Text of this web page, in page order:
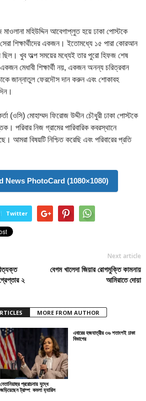
মাওলানা মহিউদ্দিন আবেগাপ্লুত হয়ে ঢাকা পোস্টকে
শিক্ষার্থীদের একজন। ইতোমধ্যে ১৫ পারা কোরআন
ছিল। খুব অল্প সময়ের মধ্যেই তার পুরো হিফজ শেষ
মেধাবী শিক্ষার্থী নয়, একজন অনন্য চরিত্রবান
জান্নাতুল ফেরদৌস দান করুন এবং শোকাবহ
(ওসি) মোহাম্মদ ফিরোজ উদ্দীন চৌধুরী ঢাকা পোস্টকে
পরিবার নিজ গ্রামের পারিবারিক কবরস্থানে
আমরা বিষয়টি নিশ্চিত করেছি এবং পরিবারের প্রতি
News PhotoCard (1080×1080)
Twitter
২
Next article
বেগম খালেদা জিয়ার রোগমুক্তি কামনায়
আমিরাতে দোয়া
MORE FROM AUTHOR
নেতানিয়াহুর প্ররোচনায় যুদ্ধে
জড়িয়েছেন ট্রাম্প: কমলা হ্যারিস
এবারের হজযাত্রীর ৩৬ শতাংশই ঢাকা
বিভাগের